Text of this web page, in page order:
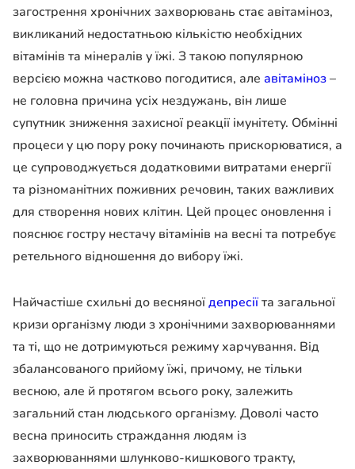
загострення хронічних захворювань стає авітаміноз,
викликаний недостатньою кількістю необхідних
вітамінів та мінералів у їжі. З такою популярною
версією можна частково погодитися, але авітаміноз–
не головна причина усіх нездужань, він лише
супутник зниження захисної реакції імунітету. Обмінні
процеси у цю пору року починають прискорюватися, а
це супроводжується додатковими витратами енергії
та різноманітних поживних речовин, таких важливих
для створення нових клітин. Цей процес оновлення і
пояснює гостру нестачу вітамінів на весні та потребує
ретельного відношення до вибору їжі.
Найчастіше схильні до весняноїдепресіїта загальної
кризи організму люди з хронічними захворюваннями
та ті, що не дотримуються режиму харчування. Від
збалансованого прийому їжі, причому, не тільки
весною, але й протягом всього року, залежить
загальний стан людського організму. Доволі часто
весна приносить страждання людям із
захворюваннями шлунково-кишкового тракту,